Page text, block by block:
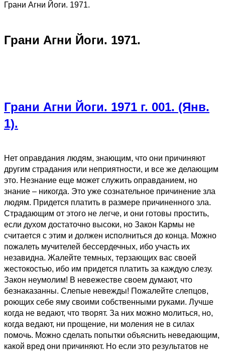
Грани Агни Йоги. 1971.
Грани Агни Йоги. 1971.
Грани Агни Йоги. 1971 г. 001. (Янв.
1).
Нет оправдания людям, знающим, что они причиняют
другим страдания или неприятности, и все же делающим
это. Незнание еще может служить оправданием, но
знание – никогда. Это уже сознательное причинение зла
людям. Придется платить в размере причиненного зла.
Страдающим от этого не легче, и они готовы простить,
если духом достаточно высоки, но Закон Кармы не
считается с этим и должен исполниться до конца. Можно
пожалеть мучителей бессердечных, ибо участь их
незавидна. Жалейте темных, терзающих вас своей
жестокостью, ибо им придется платить за каждую слезу.
Закон неумолим! В невежестве своем думают, что
безнаказанны. Слепые невежды! Пожалейте слепцов,
роющих себе яму своими собственными руками. Лучше
когда не ведают, что творят. За них можно молиться, но,
когда ведают, ни прощение, ни моления не в силах
помочь. Можно сделать попытки объяснить неведающим,
какой вред они причиняют. Но если это результатов не